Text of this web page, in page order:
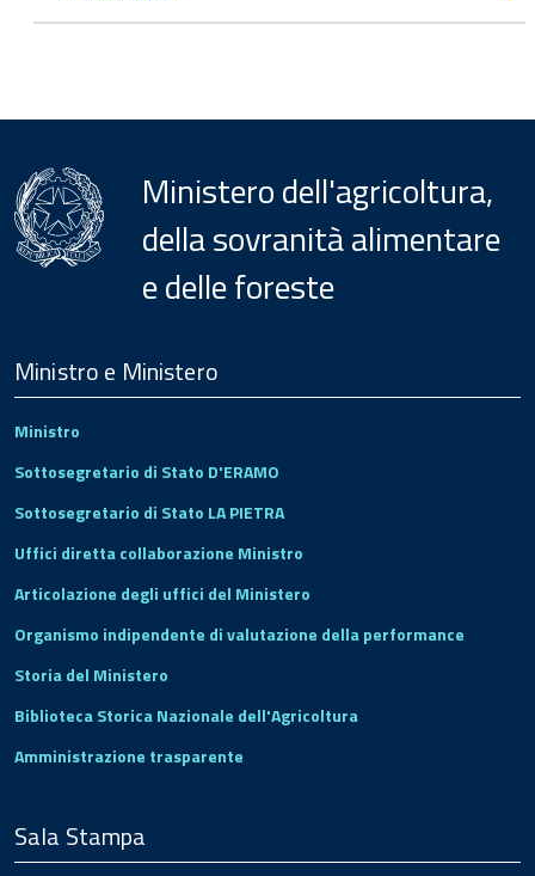
Ministero dell'agricoltura,
della sovranità alimentare
e delle foreste
Footer
Ministro e Ministero
Ministro
Sottosegretario di Stato D'ERAMO
Sottosegretario di Stato LA PIETRA
Uffici diretta collaborazione Ministro
Articolazione degli uffici del Ministero
Organismo indipendente di valutazione della performance
Storia del Ministero
Biblioteca Storica Nazionale dell'Agricoltura
Amministrazione trasparente
Sala Stampa